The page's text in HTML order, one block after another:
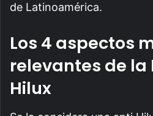
de Latinoamérica.
Los 4 aspectos
relevantes de la
Hilux